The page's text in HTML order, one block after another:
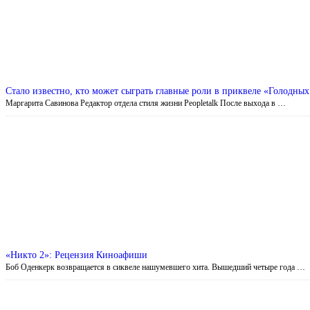
Стало известно, кто может сыграть главные роли в приквеле
Маргарита Савинова Редактор отдела стиля жизни Peopletalk После выхода в …
«Никто 2»: Рецензия Киноафиши
Боб Оденкерк возвращается в сиквеле нашумевшего хита. Вышедший четыре года …